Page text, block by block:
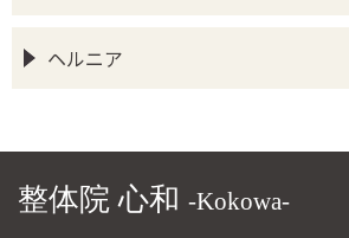
ヘルニア
整体院 心和 -Kokowa-